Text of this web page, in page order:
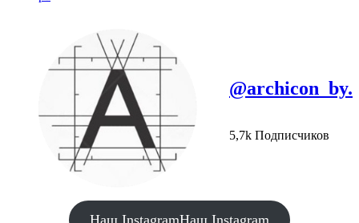
@archicon_by.
5,7k Подписчиков